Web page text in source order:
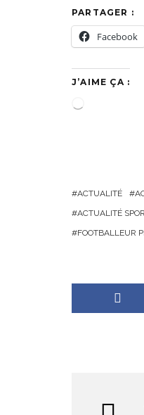
PARTAGER :
Facebook
J’AIME ÇA :
t
ACTUALITÉ
ACTUALITÉ
FOOTBALLEUR